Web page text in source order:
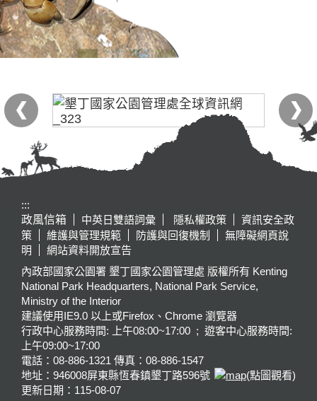
:::
政風信箱
中英日雙語詞彙 隱私權政策
資訊安全政
策
維護與管理規範 防護與回復機制
無障礙網頁說
明
網站資料開放宣告
內政部國家公園署 墾丁國家公園管理處 版權所有 Kenting
National Park Headquarters, National Park Service,
Ministry of the Interior
建議使用IE9.0 以上或Firefox、Chrome 瀏覽器
行政中心服務時間: 上午08:00~17:00 ; 遊客中心服務時間:
上午09:00~17:00
電話：08-886-1321 傳真：08-886-1547
地址：946008屏東縣恆春鎮墾丁路596號
(點圖觀看)
更新日期： 115-08-07